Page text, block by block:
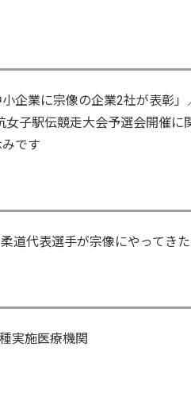
企業に宗像の企業2社が表彰」
女子駅伝競走大会予選会開催に
です
道代表選手が宗像にやってきた
実施医療機関